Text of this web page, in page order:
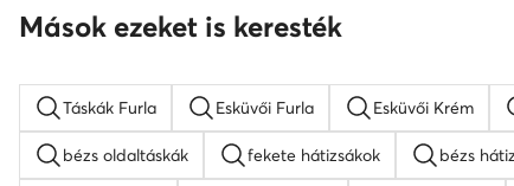
Mások ezeket is keresték
Táskák Furla Esküvői Furla Esküvői Krém
bézs oldaltáskák fekete hátizsákok bézs